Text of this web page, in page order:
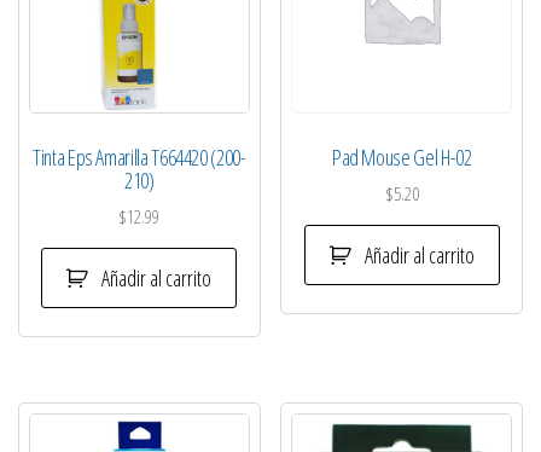
Tinta Eps Amarilla T664420 (200-
210)
$12.99
Añadir al carrito
Pad Mouse Gel H-02
$5.20
Añadir al carrito